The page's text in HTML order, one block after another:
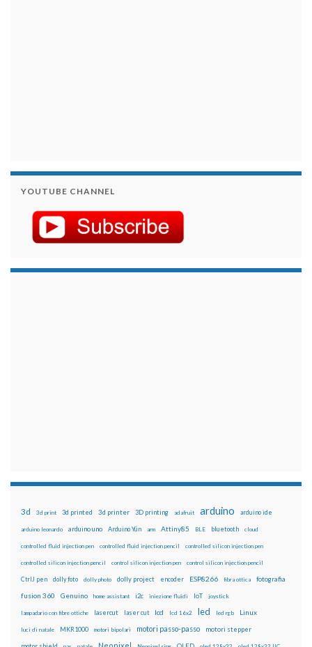
YOUTUBE CHANNEL
3d 3d print 3d printed 3d printer 3D printing adafruit arduino arduino ide
arduino leonardo arduino uno Arduino Yún arm Attiny85 BLE bluetooth cloud
controlled fluid injection pen controlled fluid injection pencil controlled silicon injection pen
controlled silicon injection pencil control silicon injection pen control silicon injection pencil
CtrlJ pen dolly foto dolly photo dolly project encoder ESP8266 fibra ottica fotografia
fusion 360 Genuino home assistant i2c iniezione fluidi IoT joystick
lampadario con fibre ottiche lasercut laser cut lcd lcd 16x2 led led rgb Linux
luci di natale MKR1000 motori bipolari motori passo-passo motori stepper
Neopixel